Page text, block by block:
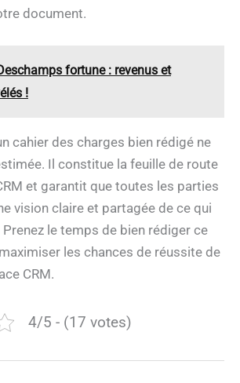
document.
fortune : revenus et
!
cahier des charges bien rédigé ne
Il constitue la feuille de route
et garantit que toutes les parties
vision claire et partagée de ce qui
le temps de bien rédiger ce
les chances de réussite de
CRM.
4/5 - (17 votes)